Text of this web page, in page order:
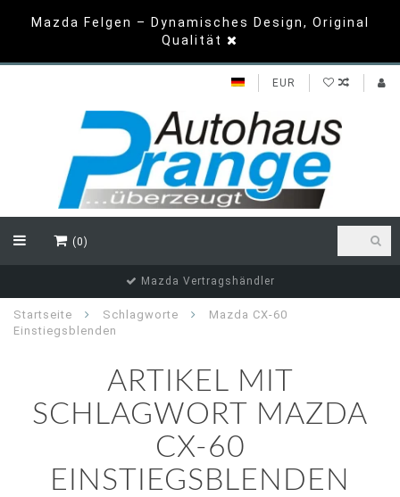
Mazda Felgen – Dynamisches Design, Original
Qualität
EUR
(0)
Mazda Vertragshändler
Startseite Schlagworte
Mazda CX-60
Einstiegsblenden
ARTIKEL MIT
SCHLAGWORT MAZDA
CX-60
EINSTIEGSBLENDEN